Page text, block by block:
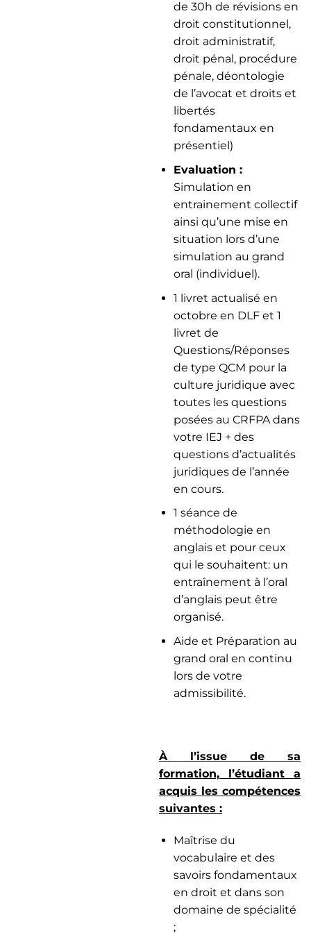
de 30h de révisions en
droit constitutionnel,
droit administratif,
droit pénal, procédure
pénale, déontologie
de l’avocat et droits et
libertés
fondamentaux en
présentiel)
Evaluation :
Simulation en
entrainement collectif
ainsi qu’une mise en
situation lors d’une
simulation au grand
oral (individuel).
1 livret actualisé en
octobre en DLF et 1
livret de
Questions/Réponses
de type QCM pour la
culture juridique avec
toutes les questions
posées au CRFPA dans
votre IEJ + des
questions d’actualités
juridiques de l’année
en cours.
1 séance de
méthodologie en
anglais et pour ceux
qui le souhaitent: un
entraînement à l’oral
d’anglais peut être
organisé.
Aide et Préparation au
grand oral en continu
lors de votre
admissibilité.
À l’issue de sa
formation, l’étudiant a
acquis les compétences
suivantes :
Maîtrise du
vocabulaire et des
savoirs fondamentaux
en droit et dans son
domaine de spécialité
;